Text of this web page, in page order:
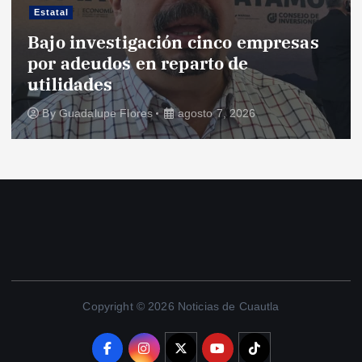
r
a
a
s
Estatal
Bajo investigación cinco empresas
por adeudos en reparto de
utilidades
ByGuadalupe Flores agosto 7, 2026
Copyright © 2026 Noticias de Cuautla